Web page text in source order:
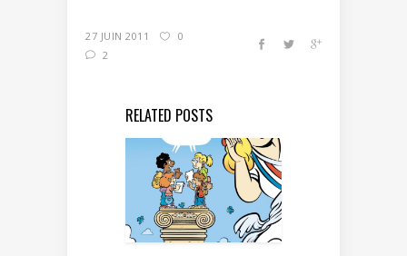
27 JUIN 2011
0
2
RELATED POSTS